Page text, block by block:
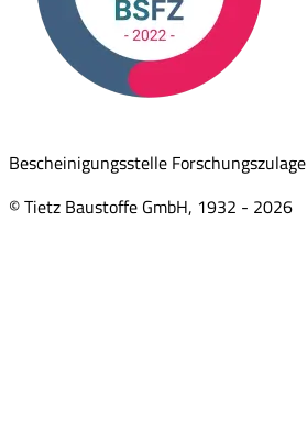
Bescheinigungsstelle Forschungszulage
© Tietz Baustoffe GmbH, 1932 - 2026